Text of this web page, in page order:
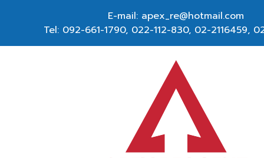
E-mail: apex_re@hotmail.com
Tel: 092-661-1790, 022-112-830, 02-2116459,